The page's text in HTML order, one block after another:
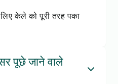
केले को पूरी तरह पका
पूछे जाने वाले